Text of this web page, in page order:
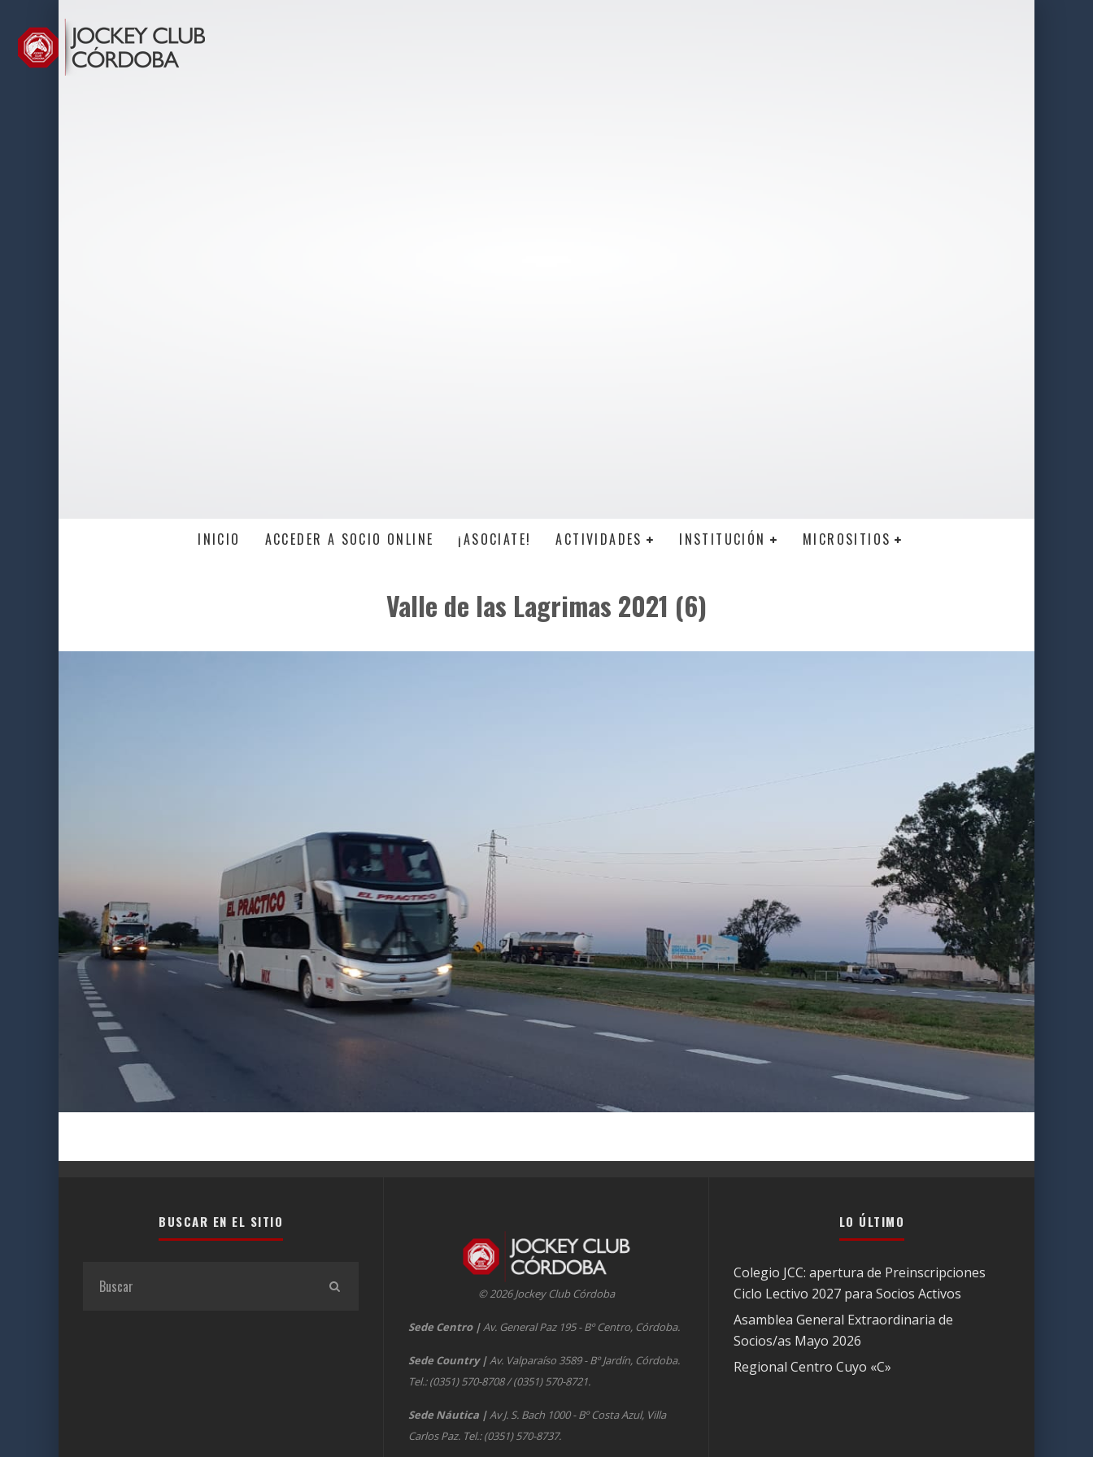
INICIO ACCEDER A SOCIO ONLINE ¡ASOCIATE! ACTIVIDADES INSTITUCIÓN MICROSITIOS
Valle de las Lagrimas 2021 (6)
BUSCAR EN EL SITIO
© 2026 Jockey Club Córdoba
Sede Centro |Av. General Paz 195 - Bº Centro, Córdoba.
Sede Country |Av. Valparaíso 3589 - Bº Jardín, Córdoba.
Tel.: (0351) 570-8708 / (0351) 570-8721.
Sede Náutica |Av J. S. Bach 1000 - Bº Costa Azul, Villa
Carlos Paz. Tel.: (0351) 570-8737.
LO ÚLTIMO
Colegio JCC: apertura de Preinscripciones
Ciclo Lectivo 2027 para Socios Activos
Asamblea General Extraordinaria de
Socios/as Mayo 2026
Regional Centro Cuyo «C»